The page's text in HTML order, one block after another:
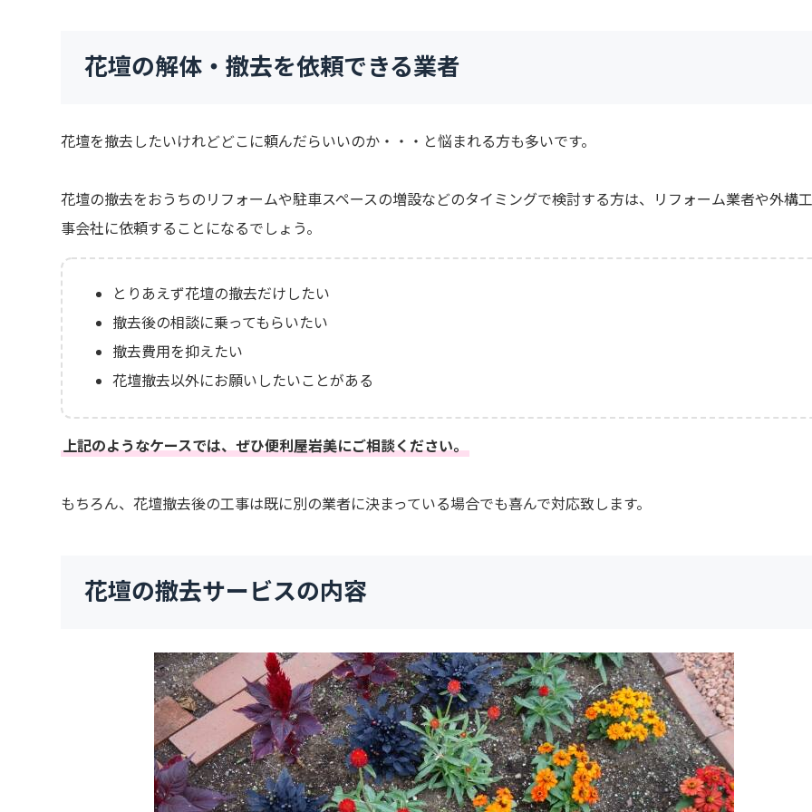
花壇の解体・撤去を依頼できる業者
花壇を撤去したいけれどどこに頼んだらいいのか・・・と悩まれる方も多いです。
花壇の撤去をおうちのリフォームや駐車スペースの増設などのタイミングで検討する方は、リフォーム業者や外構
事会社に依頼することになるでしょう。
とりあえず花壇の撤去だけしたい
撤去後の相談に乗ってもらいたい
撤去費用を抑えたい
花壇撤去以外にお願いしたいことがある
上記のようなケースでは、ぜひ便利屋岩美にご相談ください。
もちろん、花壇撤去後の工事は既に別の業者に決まっている場合でも喜んで対応致します。
花壇の撤去サービスの内容